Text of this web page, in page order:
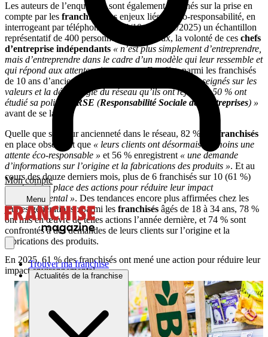
Mon compte
Menu
Trouver ma franchise
Actualités de la franchise
Les auteurs de l’enquête se sont également penchés sur la prise en
compte par les franchisés
des enjeux liés à l’éco-responsabilité, en
interrogeant par téléphone (du 21/10 au 17/11/2025) un échantillon
représentatif de 400 personnes. Et selon eux, la volonté de ces chefs
d’entreprise indépendants « n’est plus simplement d’entreprendre,
mais d’entreprendre dans le cadre d’un modèle qui leur ressemble et
qui répond aux attentes citoyennes ».En effet, parmi les franchisés
de 10 ans d’ancienneté ou moins,
« 65 % se sont renseignés sur les
valeurs et la déontologie du réseau qu’ils ont rejoint et 50 % ont
étudié sa politique
RSE (Responsabilité Sociale des Entreprises) »
avant de se lancer.
Quelle que soit leur ancienneté dans le réseau, 82 % des
franchisés
en place observent que « leurs clients ont désormais au moins une
attente éco-responsable » et 56 % enregistrent « une demande
d’informations sur l’origine et la fabrications des produits ». Et au
cours des douze derniers mois, plus de 6 franchisés sur 10 (61 %)
« ont mis en place des actions pour réduire leur impact
environnemental ». Des tendances encore plus affirmées chez les
jeunes générations : parmi les franchisés âgés de 18 à 34 ans, 78 %
ont mis en œuvre de telles actions l’année dernière, et 74 % sont
confrontés à des demandes de leurs clients sur l’origine et la
fabrications des produits.
En 2025, 61 % des franchisés ont mené une action pour réduire leur
impact environnemental